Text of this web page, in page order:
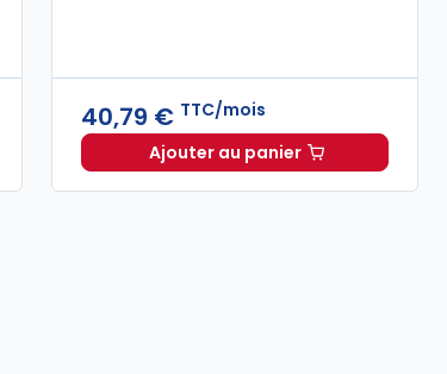
annoté et commenté à 79,00 € TTC
d'association. 7e éd. à partir de Dès 26,25 €
40,79 € TTC/mois
Ajouter au panierDalloz Actualité à